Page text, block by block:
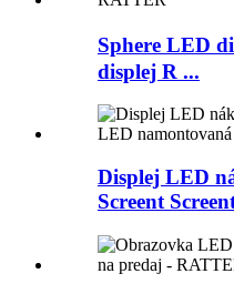
Sphere LED
displej R ...
Displej LED
Screent